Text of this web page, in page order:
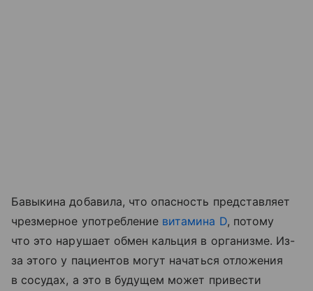
Бавыкина добавила, что опасность представляет
чрезмерное употребление витамина D, потому
что это нарушает обмен кальция в организме. Из-
за этого у пациентов могут начаться отложения
в сосудах, а это в будущем может привести